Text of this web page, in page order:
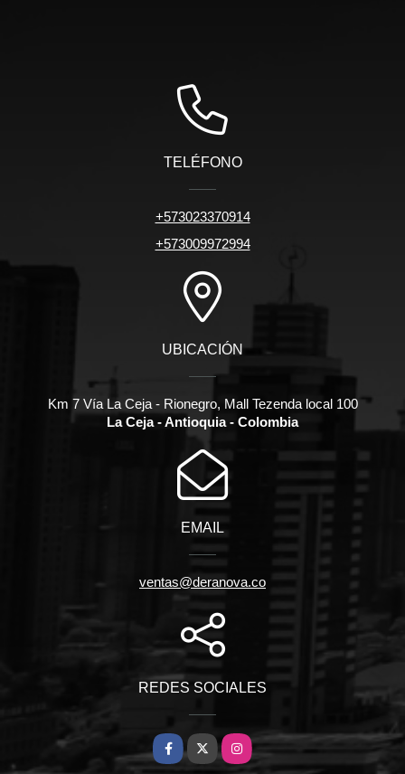
TELÉFONO
+573023370914
+573009972994
UBICACIÓN
Km 7 Vía La Ceja - Rionegro, Mall Tezenda local 100
La Ceja - Antioquia - Colombia
EMAIL
ventas@deranova.co
REDES SOCIALES
Facebook
X Instagram